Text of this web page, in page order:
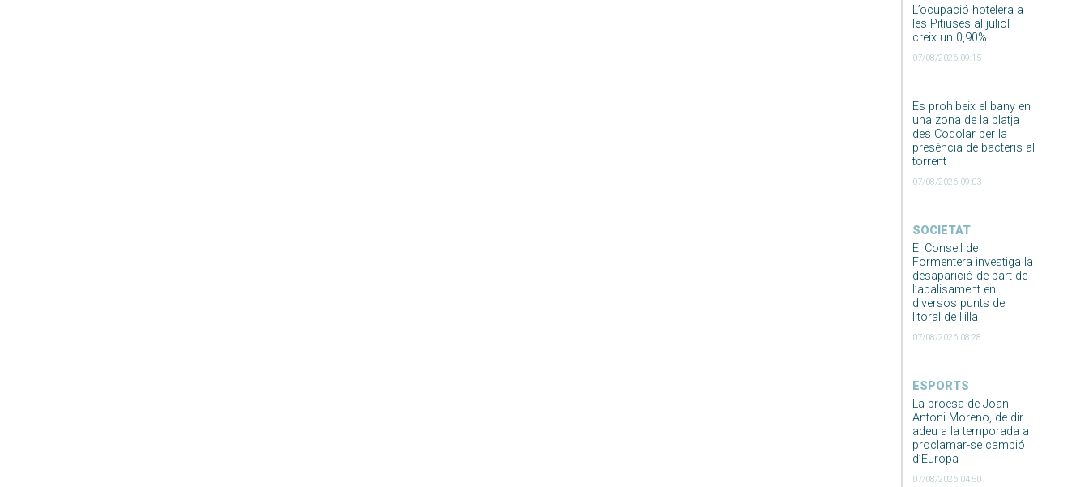
L’ocupació hotelera a
les Pitiüses al juliol
creix un 0,90%
07/08/2026 09:15
Es prohibeix el bany en
una zona de la platja
des Codolar per la
presència de bacteris al
torrent
07/08/2026 09:03
SOCIETAT
El Consell de
Formentera investiga la
desaparició de part de
l’abalisament en
diversos punts del
litoral de l’illa
07/08/2026 08:28
ESPORTS
La proesa de Joan
Antoni Moreno, de dir
adeu a la temporada a
proclamar-se campió
d’Europa
07/08/2026 04:50